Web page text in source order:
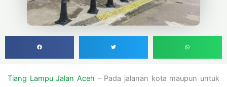
Tiang Lampu Jalan Aceh – Pada jalanan kota maupun untuk